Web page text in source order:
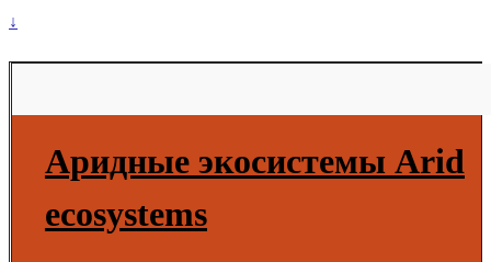
↓
Аридные экосистемы Arid
ecosystems